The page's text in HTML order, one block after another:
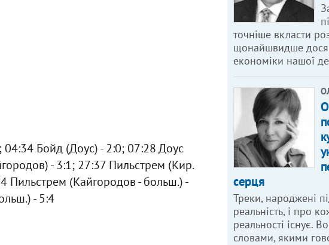
Бойд (Доус) - 2:0; 07:28 Доус
- 3:1; 27:37 Пильстрем (Кир.
Пильстрем (Кайгородов - больш.) -
- 5:4
точніше вкласти
щонайшвидше
економіки нашої
серця
Треки, народжені
реальність, і про
реальності існує.
словами, якими